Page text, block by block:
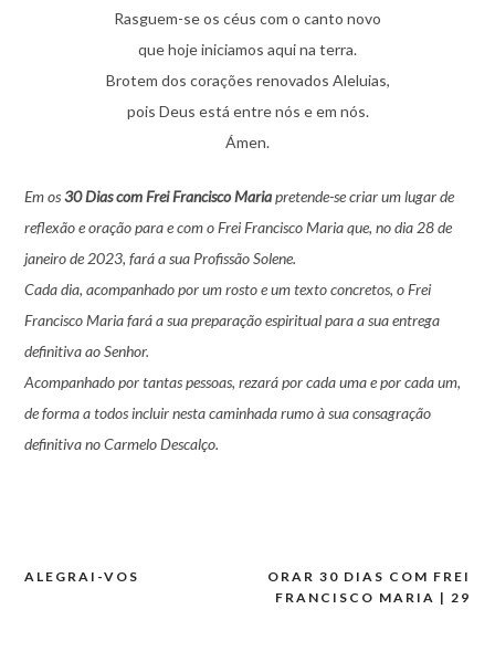
Rasguem-se os céus com o canto novo
que hoje iniciamos aqui na terra.
Brotem dos corações renovados Aleluias,
pois Deus está entre nós e em nós.
Ámen.
Em os30 Dias com Frei Francisco Mariapretende-se criar um lugar de
reflexão e oração para e com o Frei Francisco Maria que, no dia 28 de
janeiro de 2023, fará a sua Profissão Solene.
Cada dia, acompanhado por um rosto e um texto concretos, o Frei
Francisco Maria fará a sua preparação espiritual para a sua entrega
definitiva ao Senhor.
Acompanhado por tantas pessoas, rezará por cada uma e por cada um,
de forma a todos incluir nesta caminhada rumo à sua consagração
definitiva no Carmelo Descalço.
Navegação
ORAR 30 DIAS COM FREI
FRANCISCO MARIA | 29
ALEGRAI-VOS